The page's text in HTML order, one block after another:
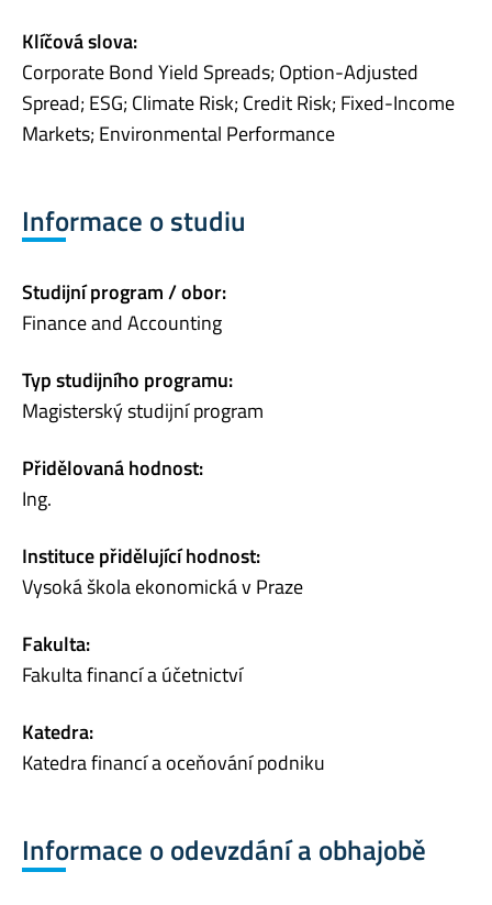
Klíčová slova:
Corporate Bond Yield Spreads; Option-Adjusted
Spread; ESG; Climate Risk; Credit Risk; Fixed-Income
Markets; Environmental Performance
Informace o studiu
Studijní program / obor:
Finance and Accounting
Typ studijního programu:
Magisterský studijní program
Přidělovaná hodnost:
Ing.
Instituce přidělující hodnost:
Vysoká škola ekonomická v Praze
Fakulta:
Fakulta financí a účetnictví
Katedra:
Katedra financí a oceňování podniku
Informace o odevzdání a obhajobě